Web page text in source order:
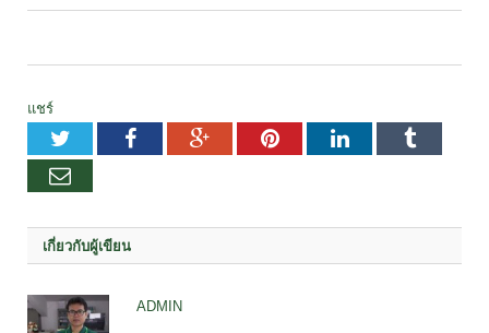
แชร์
TwitterFacebookGoogle+PinterestLinkedInTumblr
อีเมล
เกี่ยวกับผู้เขียน
ADMIN